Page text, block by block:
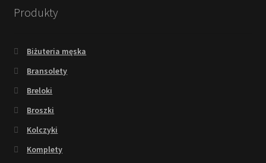
Produkty
Biżuteria męska
Bransolety
Breloki
Broszki
Kolczyki
Komplety